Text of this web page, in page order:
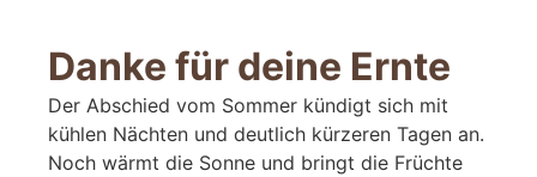
Danke für deine Ernte
Der Abschied vom Sommer kündigt sich mit
kühlen Nächten und deutlich kürzeren Tagen an.
Noch wärmt die Sonne und bringt die Früchte